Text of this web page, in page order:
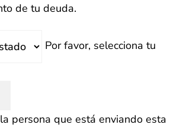
de tu deuda.
Por favor, selecciona tu
persona que está enviando esta